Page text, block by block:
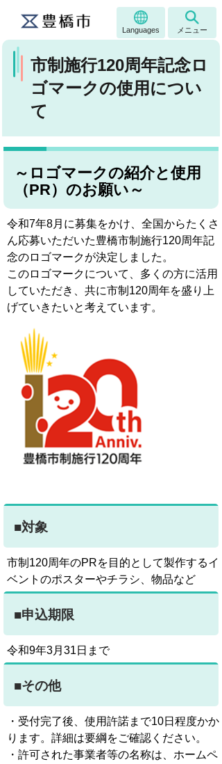
Languages メニュー
市制施行120周年記念ロ
ゴマークの使用につい
て
～ロゴマークの紹介と使用
（PR）のお願い～
令和7年8月に募集をかけ、全国からたくさ
ん応募いただいた豊橋市制施行120周年記
念のロゴマークが決定しました。
このロゴマークについて、多くの方に活用
していただき、共に市制120周年を盛り上
げていきたいと考えています。
■対象
市制120周年のPRを目的として製作するイ
ベントのポスターやチラシ、物品など
■申込期限
令和9年3月31日まで
■その他
・受付完了後、使用許諾まで10日程度かか
ります。詳細は要綱をご確認ください。
・許可された事業者等の名称は、ホームペ